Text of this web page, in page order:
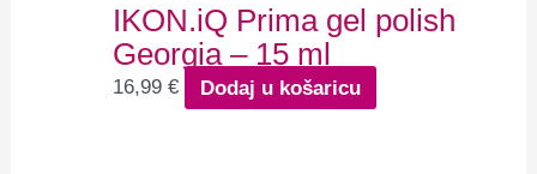
IKON.iQ Prima gel polish
Georgia – 15 ml
16,99€ Dodaj u košaricu